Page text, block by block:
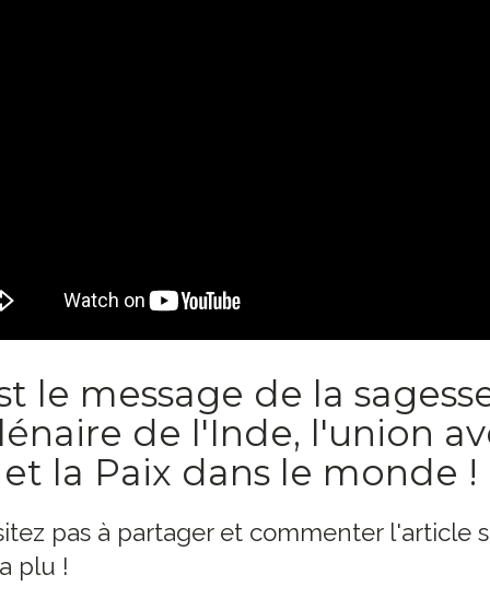
le message de la
de l'Inde, l'union
la Paix dans le monde !
pas à partager et commenter l'article
plu !